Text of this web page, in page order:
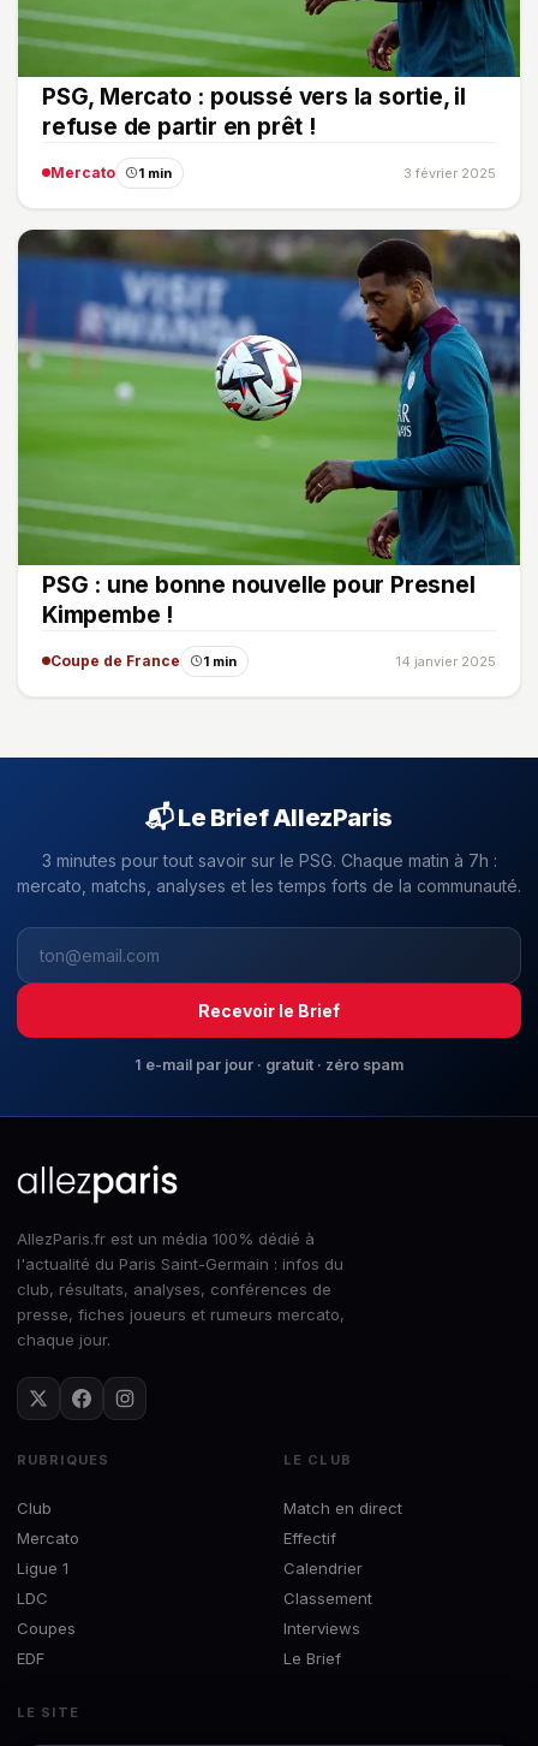
PSG, Mercato : poussé vers la sortie, il
refuse de partir en prêt !
Mercato 1 min 3 février 2025
PSG : une bonne nouvelle pour Presnel
Kimpembe !
Coupe de France 1 min 14 janvier 2025
📬 Le Brief AllezParis
3 minutes pour tout savoir sur le PSG. Chaque matin à 7h :
mercato, matchs, analyses et les temps forts de la communauté.
Recevoir le Brief
1 e-mail par jour · gratuit · zéro spam
AllezParis.fr est un média 100% dédié à
l'actualité du Paris Saint-Germain : infos du
club, résultats, analyses, conférences de
presse, fiches joueurs et rumeurs mercato,
chaque jour.
RUBRIQUES
Club
Mercato
Ligue 1
LDC
Coupes
EDF
LE CLUB
Match en direct
Effectif
Calendrier
Classement
Interviews
Le Brief
LE SITE